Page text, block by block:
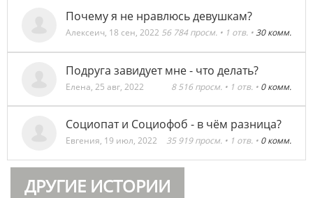
Почему я не нравлюсь девушкам?
Алексеич, 18 сен, 2022 56 784 просм. • 1 отв. •30 комм.
Подруга завидует мне - что делать?
Елена,25 авг, 2022 8 516 просм. • 1 отв. • 0 комм.
Социопат и Социофоб - в чём разница?
Евгения, 19 июл, 2022 35 919 просм. • 1 отв. • 0 комм.
ДРУГИЕ ИСТОРИИ